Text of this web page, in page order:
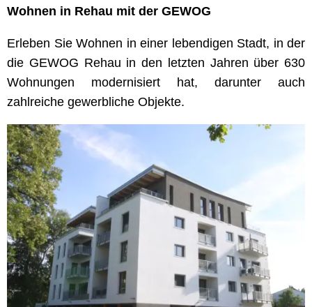
Wohnen in Rehau mit der GEWOG
Erleben Sie Wohnen in einer lebendigen Stadt, in der
die GEWOG Rehau in den letzten Jahren über 630
Wohnungen modernisiert hat, darunter auch
zahlreiche gewerbliche Objekte.